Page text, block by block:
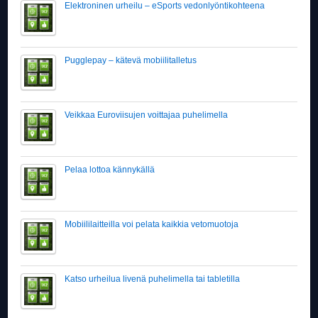
Elektroninen urheilu – eSports vedonlyöntikohteena
Pugglepay – kätevä mobiilitalletus
Veikkaa Euroviisujen voittajaa puhelimella
Pelaa lottoa kännykällä
Mobiililaitteilla voi pelata kaikkia vetomuotoja
Katso urheilua livenä puhelimella tai tabletilla